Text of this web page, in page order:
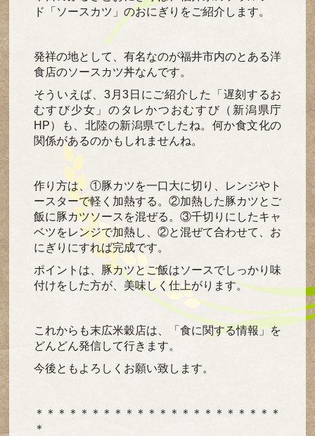
ド「ソースカツ」のおにぎりをご紹介します。
発祥の地として、有名なのが福井市内のとある洋
食店のソースカツ丼なんです。
そういえば、3月3日にご紹介した「遅刻するお
むすび少女」のタレかつおむすび（新潟県庁
HP）も、北陸の新潟県でしたね。何か食文化の
関係があるのかもしれませんね。
作り方は、①豚カツを一口大に切り、レンジやト
ースターで軽く加熱する。②加熱した豚カツとご
飯に豚カツソースを混ぜる。③千切りにしたキャ
ベツをレンジで加熱し、②と混ぜて合わせて、お
にぎりにすれば完成です。
ポイントは、豚カツとご飯はソースでしっかり味
付けをした方が、美味しく仕上がります。
これからも末広米穀店は、「食に関する情報」を
どんどん発信して行きます。
今後ともよろしくお願い致します。
＊＊＊＊＊＊＊＊＊＊＊＊＊＊＊＊＊＊＊＊＊＊
＊